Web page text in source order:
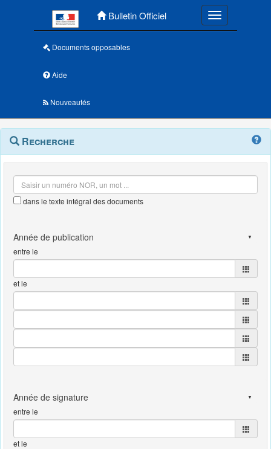
Bulletin Officiel Toggle
Documents opposables
Aide
Nouveautés
Navigation
outils
Menu
contextuel
Recherche
dans le texte intégral des documents
entre le
et le
entre le
et le